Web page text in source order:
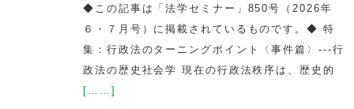
◆この記事は「法学セミナー」850号（2026年
６・７月号）に掲載されているものです。◆ 特
集：行政法のターニングポイント〈事件篇〉---行
政法の歴史社会学 現在の行政法秩序は、歴史的
[……]